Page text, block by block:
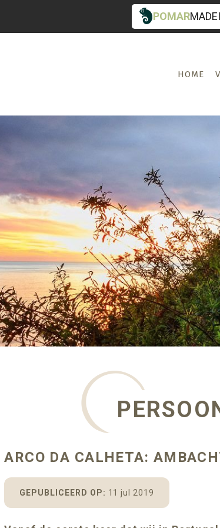
POMAR
HOME
ARCO DA CALHETA:
GEPUBLICEERD OP: 11 jul 2019